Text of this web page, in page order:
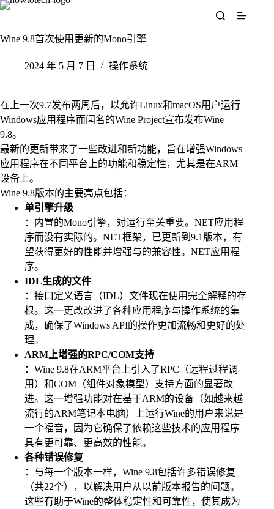
跳
内
Wine 9.8首次使用更新的Mono引擎
2024 年 5 月 7 日 操作系统
在上一次9.7发布两周后，以允许Linux和macOS用户运行
Windows应用程序而闻名的Wine Project宣布发布Wine
9.8。
最新的更新带来了一些改进和新功能，旨在增强Windows
应用程序在不同平台上的功能和稳定性，尤其是在ARM
设备上。
Wine 9.8版本的主要亮点包括：
单引擎升级
：内置的Mono引擎，对运行至关重要。NET应用程
序而没有实际的。NET框架，已更新到9.1版本，有
望获得更好的性能并增强与的兼容性。NET应用程
序。
IDL生成的文件
：接口定义语言（IDL）文件现在使用完全解释的存
根。这一更改改进了各种应用程序与操作系统的集
成，确保了Windows API的操作更加流畅和更好的处
理。
ARM上增强的RPC/COM支持
：Wine 9.8在ARM平台上引入了RPC（远程过程调
用）和COM（组件对象模型）支持方面的显著改
进。这一增强功能对在基于ARM的设备（如越来越
流行的ARM笔记本电脑）上运行Wine的用户来说是
一个福音，因为它确保了依赖这些技术的应用程序
具有更可靠、更高效的性能。
各种错误修复
：与每一个版本一样，Wine 9.8包括许多错误修复
（共22个），以解决用户从以前版本报告的问题。
这些有助于Wine的整体稳定性和可靠性，使其成为